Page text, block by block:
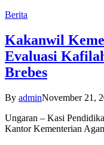
Berita
Kakanwil
Evaluasi
Brebes
By adminNovember 21,
Ungaran – Kasi
Kantor Kementerian